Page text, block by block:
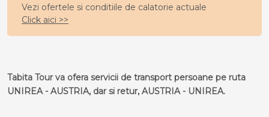
Vezi ofertele si conditiile de calatorie actuale
Click aici >>
Tabita Tour va ofera servicii de transport persoane pe ruta
UNIREA - AUSTRIA, dar si retur, AUSTRIA - UNIREA.